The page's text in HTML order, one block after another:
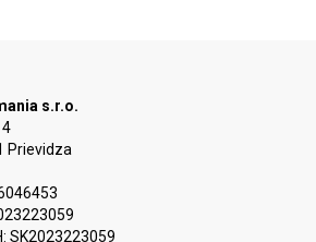
s.r.o.
4
Prievidza
SK2023223059